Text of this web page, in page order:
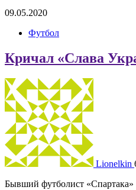
09.05.2020
Футбол
Кричал «Слава
Lionelkin
Бывший футболист «Спартака»